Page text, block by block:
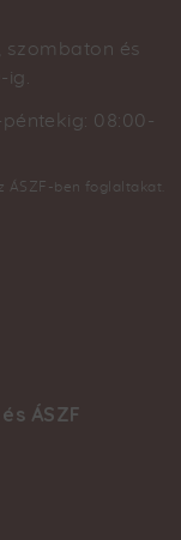
szombaton és
08:00-
ben foglaltakat.
ÁSZF